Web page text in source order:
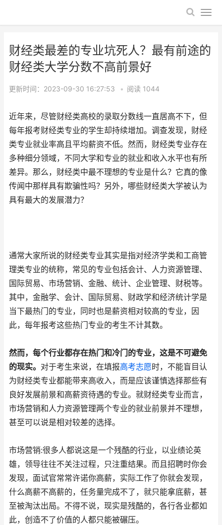
财经类最差的专业坑死人？最有前途的
财经类大学分数不高前景好
更新时间：2023-09-30 16:27:53 • 阅读 1044
近年来，尽管财经类高校的录取分数线一直居高不下，但
每年报考财经类专业的学生却持续增加。调查发现，财经
类专业就业率高且平均薪资不低。然而，财经类专业存在
多种细分领域，不同大学和专业的就业和收入水平也有所
差异。那么，财经类中最不理想的专业是什么？它真的像
传闻中那样具有欺骗性吗？另外，哪些财经类大学被认为
具有最大的发展潜力？
通常大家所说的财经类专业其实是指对经济学类和工商管
理类专业的统称，常见的专业包括会计、人力资源管理、
国际贸易、市场营销、金融、统计、企业管理、财税等。
其中，金融学、会计、国际贸易、财政学和经济统计学是
当下最热门的专业，同时也是薪资相对较高的专业，因
此，每年报考这些热门专业的考生不计其数。
然而，每个行业都存在热门和冷门的专业，这是不可避免
的现实。 对于考生来说，在填报高考志愿时，不能盲目认
为财经类专业都能带来高收入，而是应该谨慎选择那些有
良好发展前景和高薪资待遇的专业。就财经类专业而言，
市场营销和人力资源管理两个专业的就业前景并不理想，
甚至可以说是相对较差的选择。
市场营销:很多人都说这是一个残酷的行业，以业绩论英
雄，领导往往不关注过程，只注重结果。而且招聘时你会
发现，面试官常常许诺你高薪，实际工作了你就会发现，
什么高薪不高薪的，任务量完成不了，就只能拿底薪，甚
至被淘汰出局。不得不说，现实是残酷的，各行各业都如
此，创造不了价值的人都只能被碾压。